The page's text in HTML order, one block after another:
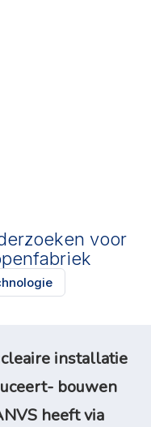
voor
installatie
bouwen
heeft via